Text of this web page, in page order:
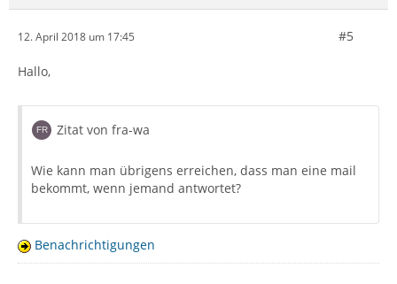
12. April 2018 um 17:45 #5
Hallo,
Zitat von fra-wa
Wie kann man übrigens erreichen, dass man eine mail
bekommt, wenn jemand antwortet?
Benachrichtigungen